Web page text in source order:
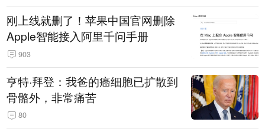
刚上线就删了！苹果中国官网删除
Apple智能接入阿里千问手册
903
亨特·拜登：我爸的癌细胞已扩散到
骨骼外，非常痛苦
80